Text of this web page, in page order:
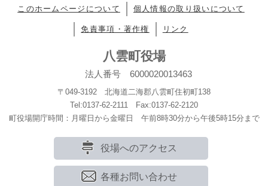
このホームページについて 個人情報の取り扱いについて
免責事項・著作権 リンク
八雲町役場
法人番号 6000020013463
〒049-3192 北海道二海郡八雲町住初町138
Tel:0137-62-2111 Fax:0137-62-2120
町役場開庁時間：月曜日から金曜日 午前8時30分から午後5時15分まで
役場へのアクセス
各種お問い合わせ